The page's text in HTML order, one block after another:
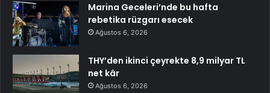
Marina Geceleri’nde bu hafta
rebetika rüzgarı esecek
Ağustos 6, 2026
THY’den ikinci çeyrekte 8,9 milyar TL
net kâr
Ağustos 6, 2026